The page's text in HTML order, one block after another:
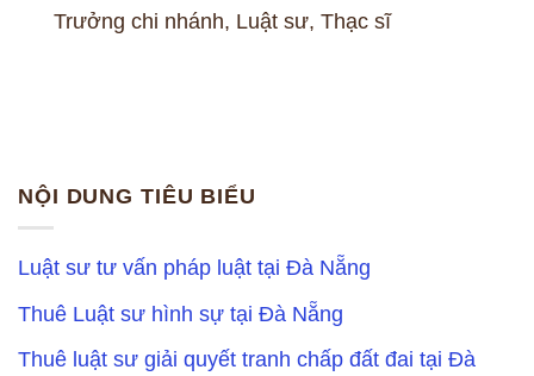
Trưởng chi nhánh, Luật sư, Thạc sĩ
NỘI DUNG TIÊU BIỂU
Luật sư tư vấn pháp luật tại Đà Nẵng
Thuê Luật sư hình sự tại Đà Nẵng
Thuê luật sư giải quyết tranh chấp đất đai tại Đà